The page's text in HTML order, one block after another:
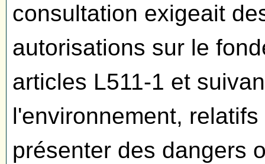
consultation exigeait
autorisations sur le
articles L511-1 et
l'environnement,
présenter des dangers